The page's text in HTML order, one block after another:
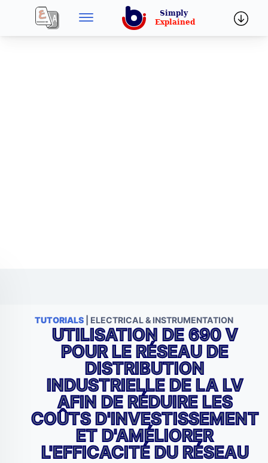
TUTORIALS | ELECTRICAL & INSTRUMENTATION
UTILISATION DE 690 V
POUR LE RÉSEAU DE
DISTRIBUTION
INDUSTRIELLE DE LA LV
AFIN DE RÉDUIRE LES
COÛTS D'INVESTISSEMENT
ET D'AMÉLIORER
L'EFFICACITÉ DU RÉSEAU